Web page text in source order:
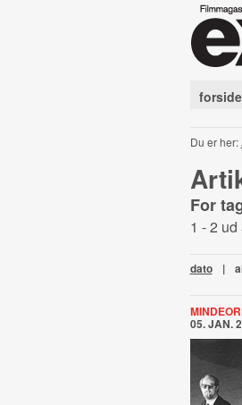
forside
Du er her:
For
1 - 2 ud
dato |
05. JAN.